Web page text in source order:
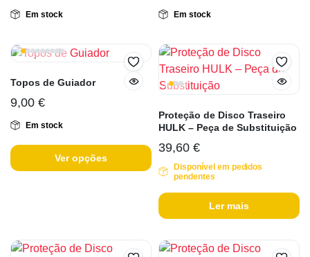
Em stock Em stock
Topos de Guiador
9,00 €
Em stock
Ver opções
Proteção de Disco Traseiro
HULK – Peça de Substituição
39,60 €
Disponível em pedidos
pendentes
Ler mais